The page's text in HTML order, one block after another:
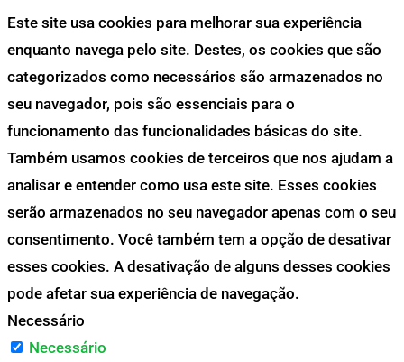
Este site usa cookies para melhorar sua experiência
enquanto navega pelo site. Destes, os cookies que são
categorizados como necessários são armazenados no
seu navegador, pois são essenciais para o
funcionamento das funcionalidades básicas do site.
Também usamos cookies de terceiros que nos ajudam a
analisar e entender como usa este site. Esses cookies
serão armazenados no seu navegador apenas com o seu
consentimento. Você também tem a opção de desativar
esses cookies. A desativação de alguns desses cookies
pode afetar sua experiência de navegação.
Necessário
Necessário